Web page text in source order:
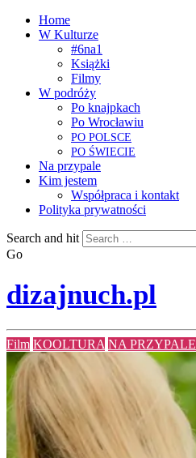
Home
W Kulturze
#6na1
Książki
Filmy
W podróży
Po knajpkach
Po Wrocławiu
PO POLSCE
PO ŚWIECIE
Na przypale
Kim jestem
Współpraca i kontakt
Polityka prywatności
Search and hit
Go
dizajnuch.pl
Film KOOLTURA NA PRZYPALE